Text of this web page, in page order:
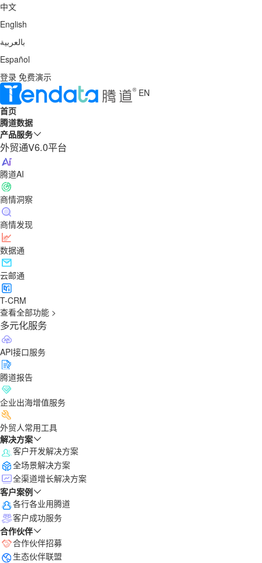
中文
English
بالعربية
Español
登录 免费演示
EN
首页
腾道数据
产品服务
外贸通V6.0平台
腾道AI
商情洞察
商情发现
数据通
云邮通
T-CRM
查看全部功能 >
多元化服务
API接口服务
腾道报告
企业出海增值服务
外贸人常用工具
解决方案
客户开发解决方案
全场景解决方案
全渠道增长解决方案
客户案例
各行各业用腾道
客户成功服务
合作伙伴
合作伙伴招募
生态伙伴联盟